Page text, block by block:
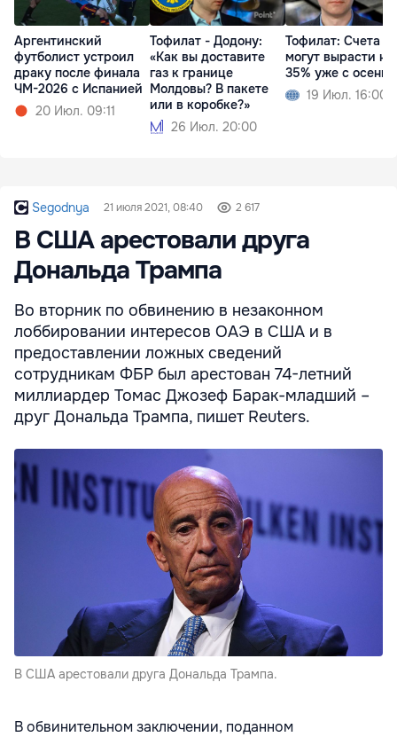
Аргентинский
футболист устроил
драку после финала
ЧМ-2026 с Испанией
20 Июл. 09:11
Тофилат - Додону:
«Как вы доставите
газ к границе
Молдовы? В пакете
или в коробке?»
26 Июл. 20:00
Тофилат: Счета
могут вырасти на
35% уже с осени
19 Июл. 16:00
Segodnya 21 июля 2021, 08:40 2 617
В США арестовали друга
Дональда Трампа
Во вторник по обвинению в незаконном
лоббировании интересов ОАЭ в США и в
предоставлении ложных сведений
сотрудникам ФБР был арестован 74-летний
миллиардер Томас Джозеф Барак-младший –
друг Дональда Трампа, пишет Reuters.
В США арестовали друга Дональда Трампа.
В обвинительном заключении, поданном